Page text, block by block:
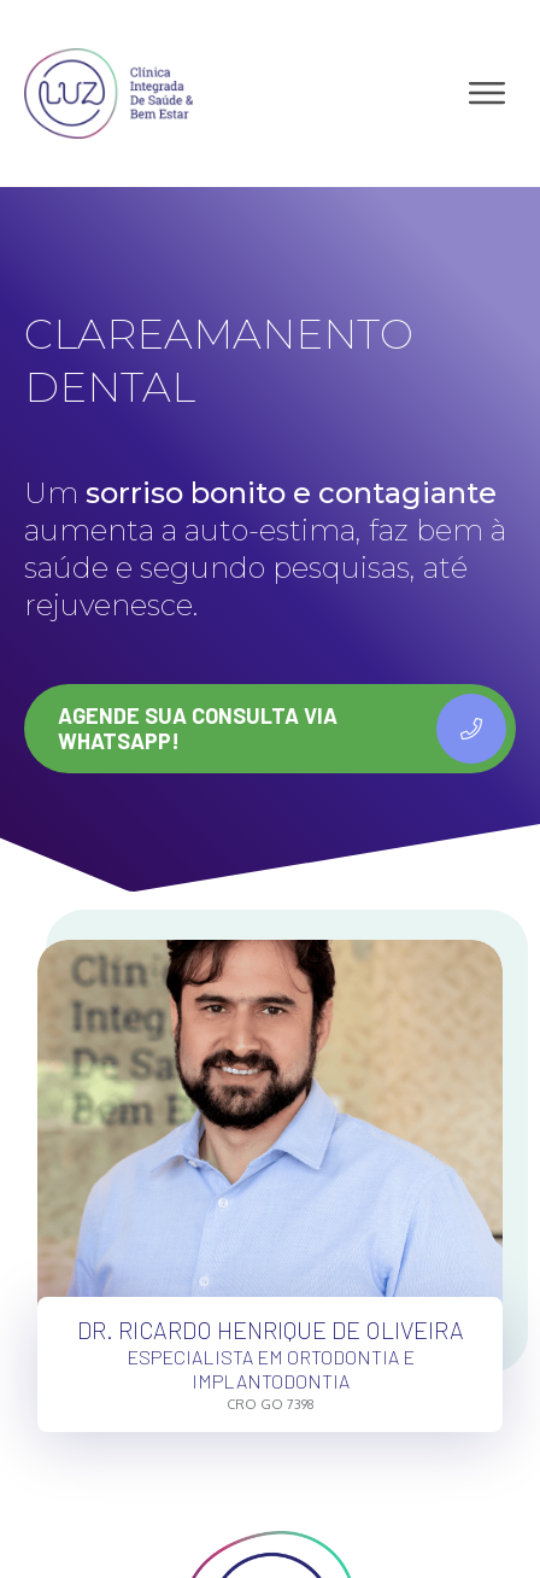
CLAREAMANENTO
DENTAL
Um sorriso bonito e contagiante
aumenta a auto-estima, faz bem à
saúde e segundo pesquisas, até
rejuvenesce.
AGENDE SUA CONSULTA VIA
WHATSAPP!
DR. RICARDO HENRIQUE DE OLIVEIRA
ESPECIALISTA EM ORTODONTIA E
IMPLANTODONTIA
CRO GO 7398